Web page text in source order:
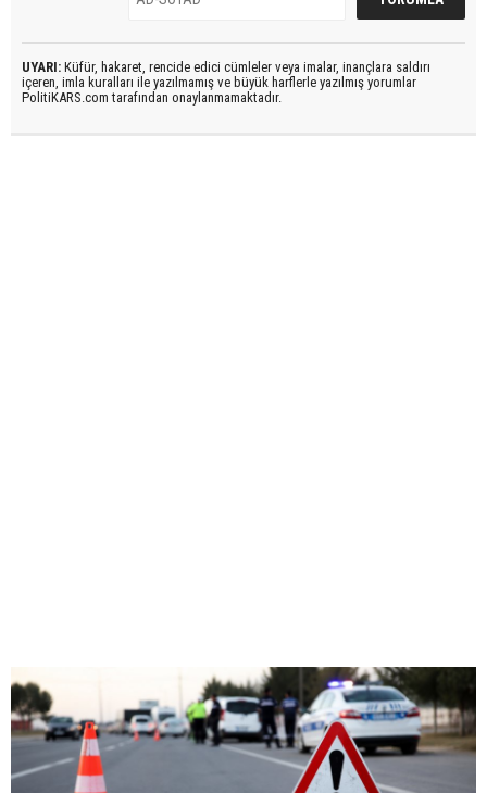
UYARI: Küfür, hakaret, rencide edici cümleler veya imalar, inançlara saldırı
içeren, imla kuralları ile yazılmamış ve büyük harflerle yazılmış yorumlar
PolitiKARS.com tarafından onaylanmamaktadır.